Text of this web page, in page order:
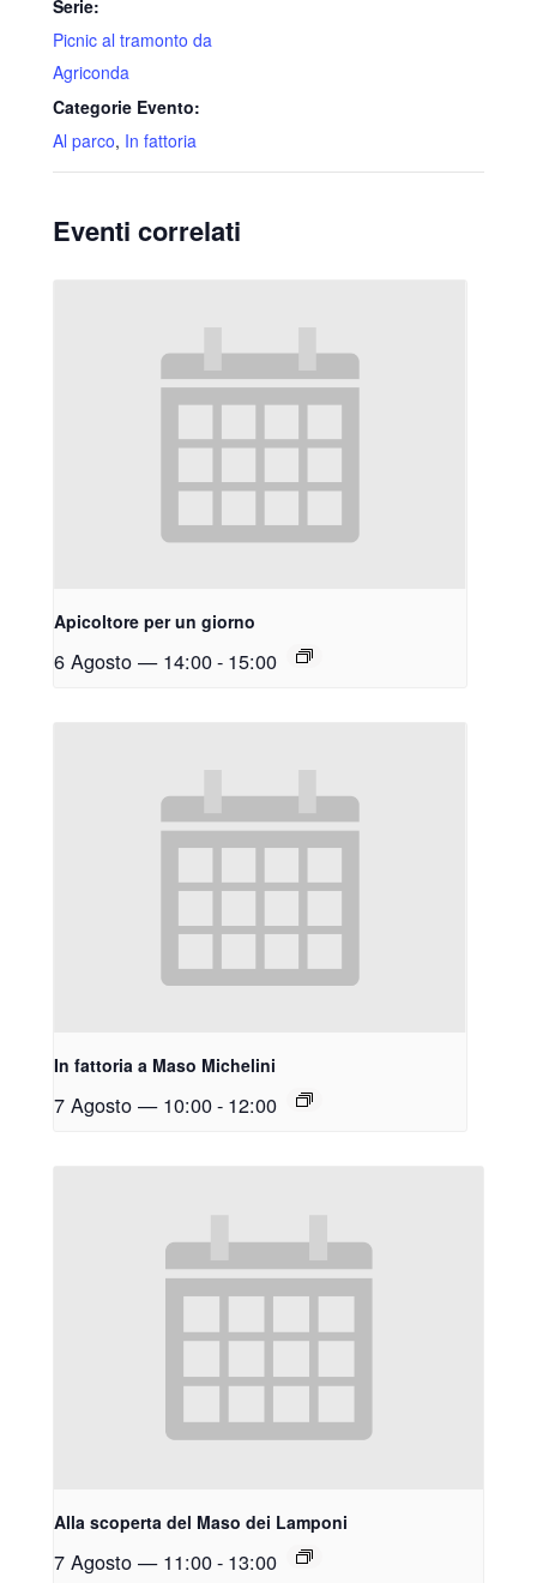
Serie:
Picnic al tramonto da
Agriconda
Categorie Evento:
Al parco, In fattoria
Eventi correlati
Apicoltore per un giorno
6 Agosto — 14:00- 15:00
In fattoria a Maso Michelini
7 Agosto — 10:00- 12:00
Alla scoperta del Maso dei Lamponi
7 Agosto — 11:00- 13:00